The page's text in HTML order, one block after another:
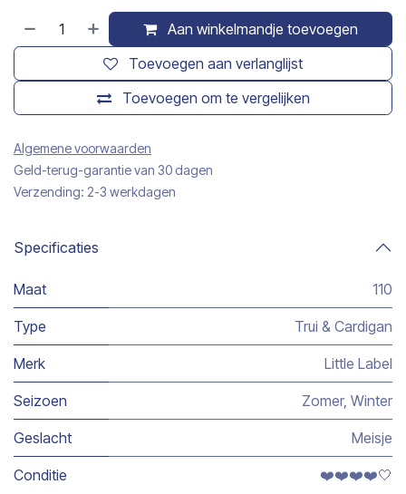
Aan winkelmandje toevoegen
Toevoegen om te vergelijken
Toevoegen aan verlanglijst
Algemene voorwaarden
Geld-terug-garantie van 30 dagen
Verzending: 2-3 werkdagen
Specificaties
Maat 110
Type Trui & Cardigan
Merk Little Label
Seizoen Zomer, Winter
Geslacht Meisje
Conditie ❤️❤️❤️❤️🤍